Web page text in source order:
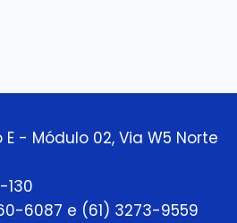
E - Módulo 02, Via W5 Norte
130
6087 e (61) 3273-9559